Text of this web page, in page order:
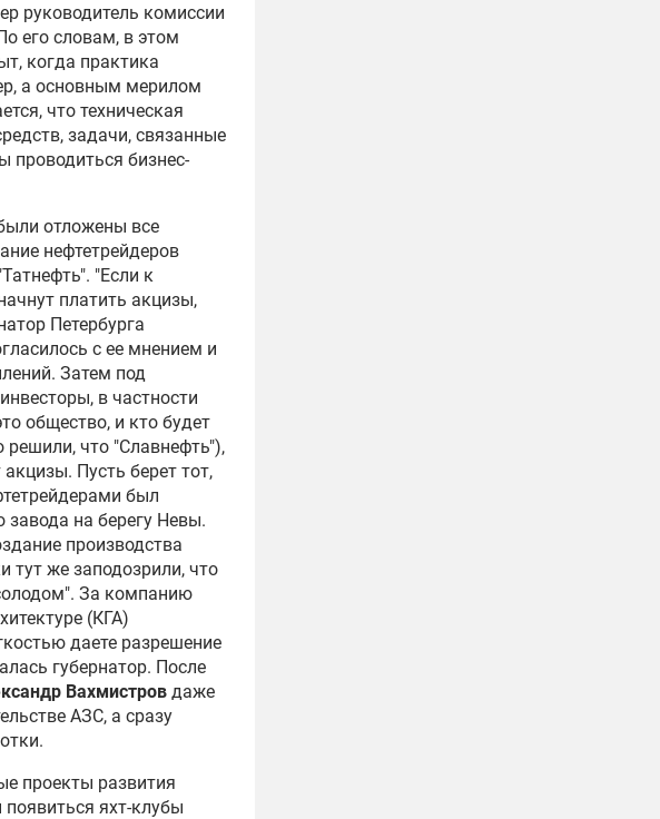
руководитель комиссии
его словам, в этом
когда практика
а основным мерилом
что техническая
задачи, связанные
проводиться бизнес-
отложены все
нефтетрейдеров
"Если к
платить акцизы,
Петербурга
с ее мнением и
Затем под
в частности
общество, и кто будет
решили, что "Славнефть"),
Пусть берет тот,
был
завода на берегу Невы.
производства
тут же заподозрили, что
За компанию
(КГА)
даете разрешение
губернатор. После
Вахмистров даже
АЗС, а сразу
проекты развития
яхт-клубы